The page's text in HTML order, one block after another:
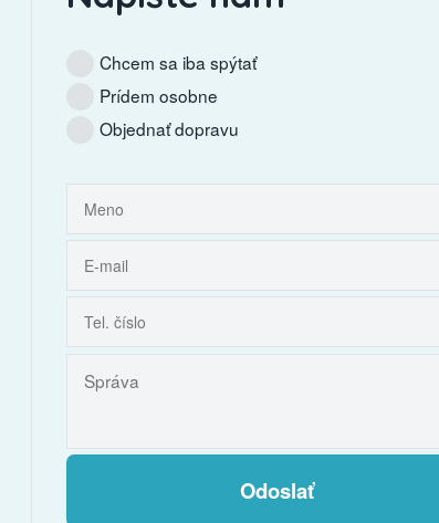
Chcem sa iba spýtať
Prídem osobne
Objednať dopravu
Odoslať